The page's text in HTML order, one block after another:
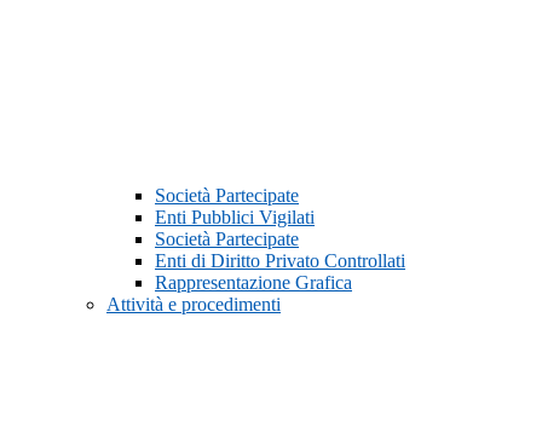
Società Partecipate
Enti Pubblici Vigilati
Società Partecipate
Enti di Diritto Privato Controllati
Rappresentazione Grafica
Attività e procedimenti